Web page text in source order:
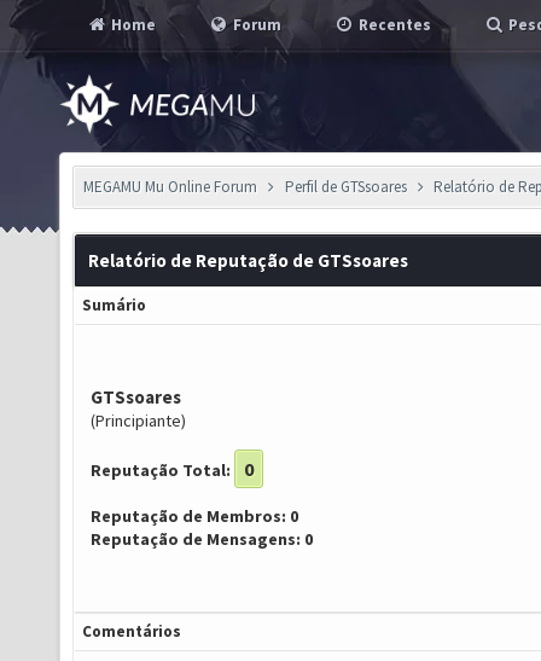
Home Forum Recentes
MEGAMU Mu Online Forum Perfil de GTSsoares Relatório de
Relatório de Reputação de GTSsoares
Sumário
GTSsoares
(Principiante)
Reputação Total: 0
Reputação de Membros: 0
Reputação de Mensagens: 0
Comentários